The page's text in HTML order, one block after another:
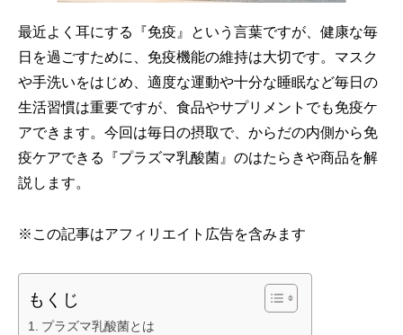
最近よく耳にする『免疫』という言葉ですが、健康な毎
日を過ごすために、免疫機能の維持は大切です。マスク
や手洗いをはじめ、適度な運動や十分な睡眠など毎日の
生活習慣は重要ですが、食品やサプリメントでも免疫ケ
アできます。今回は毎日の摂取で、からだの内側から免
疫ケアできる『プラズマ乳酸菌』のはたらきや商品を解
説します。
※この記事はアフィリエイト広告を含みます
もくじ
プラズマ乳酸菌とは